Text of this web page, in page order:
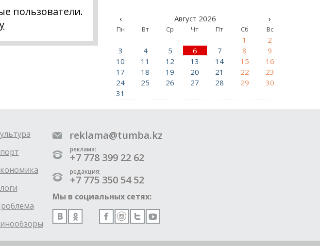
пользователи.
‹ Август 2026 ›
Пн Вт Ср Чт Пт Сб Вс
1
2
3
4 5 6 7 8
9
10
11 12 13 14 15
16
17
18 19 20 21 22
23
24
25 26 27 28 29
30
31
reklama@tumba.kz
реклама:
+7 778 399 22 62
редакция:
+7 775 350 54 52
Мы в социальных сетях: